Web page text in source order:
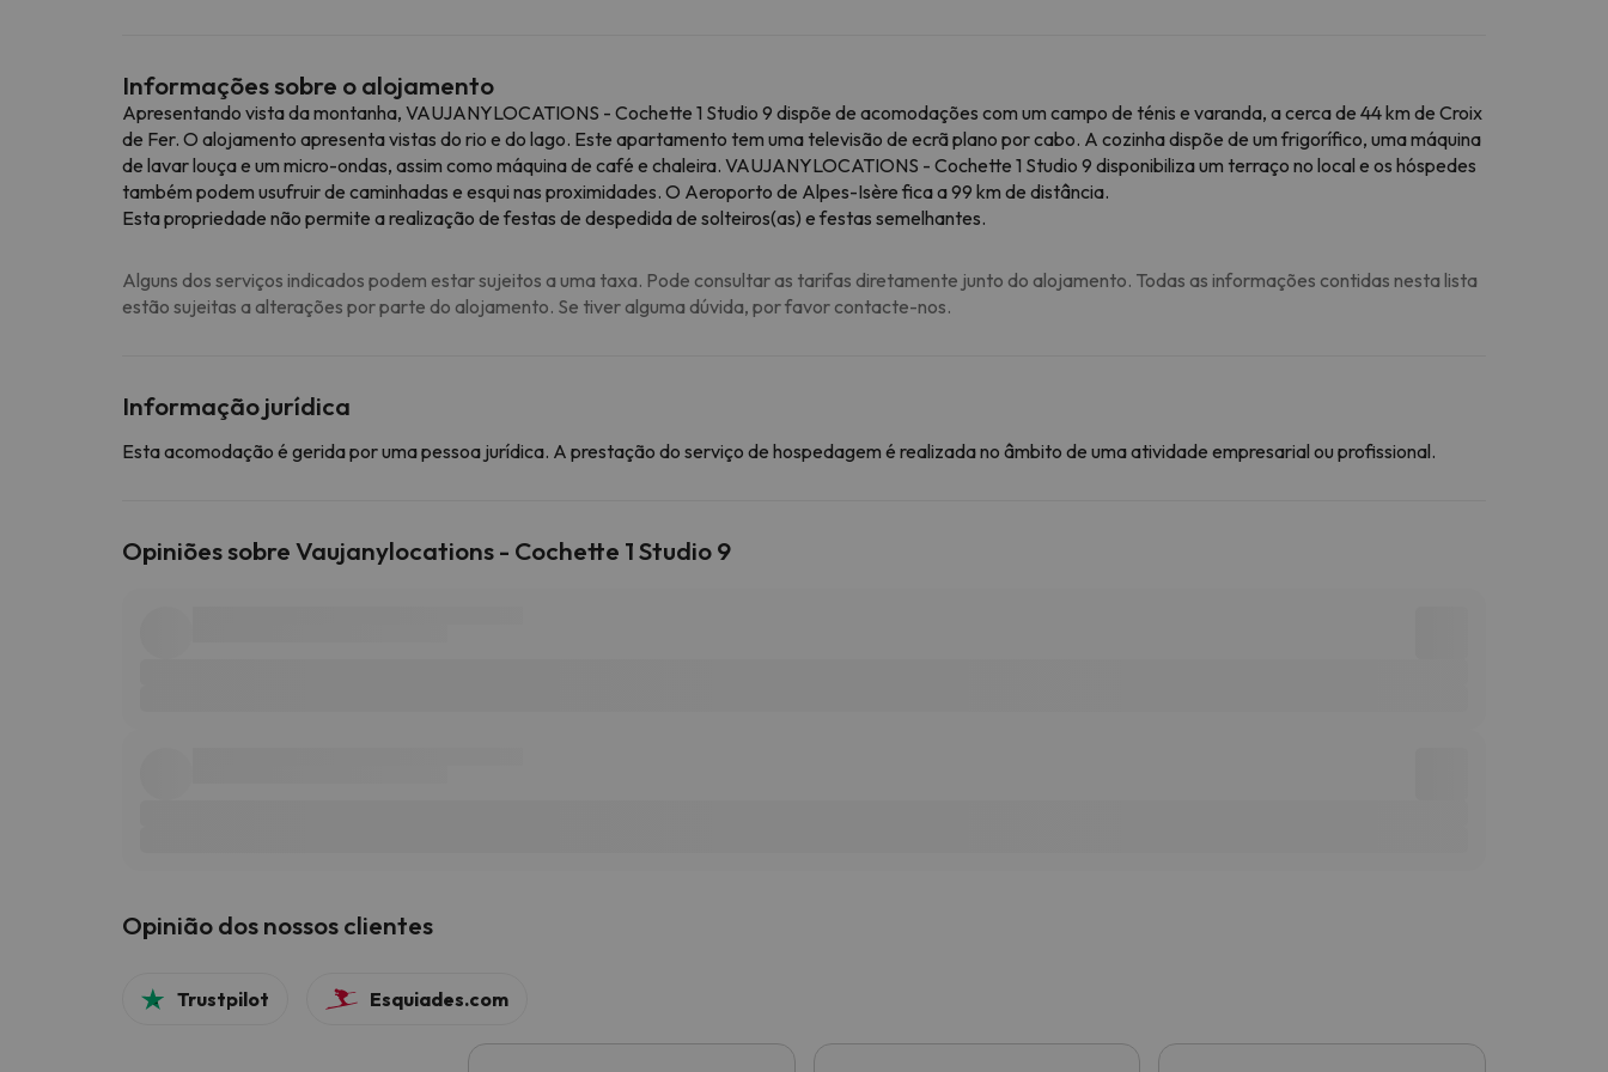
Informações sobre o alojamento
Apresentando vista da montanha, VAUJANYLOCATIONS - Cochette 1 Studio 9 dispõe de acomodações com um campo de ténis e varanda, a cerca de 44 km de Croix
de Fer. O alojamento apresenta vistas do rio e do lago. Este apartamento tem uma televisão de ecrã plano por cabo. A cozinha dispõe de um frigorífico, uma máquina
de lavar louça e um micro-ondas, assim como máquina de café e chaleira. VAUJANYLOCATIONS - Cochette 1 Studio 9 disponibiliza um terraço no local e os hóspedes
também podem usufruir de caminhadas e esqui nas proximidades. O Aeroporto de Alpes-Isère fica a 99 km de distância.
Esta propriedade não permite a realização de festas de despedida de solteiros(as) e festas semelhantes.
Alguns dos serviços indicados podem estar sujeitos a uma taxa. Pode consultar as tarifas diretamente junto do alojamento. Todas as informações contidas nesta lista
estão sujeitas a alterações por parte do alojamento. Se tiver alguma dúvida, por favor contacte-nos.
Informação jurídica
Esta acomodação é gerida por uma pessoa jurídica. A prestação do serviço de hospedagem é realizada no âmbito de uma atividade empresarial ou profissional.
Opiniões sobre Vaujanylocations - Cochette 1 Studio 9
Opinião dos nossos clientes
Trustpilot Esquiades.com